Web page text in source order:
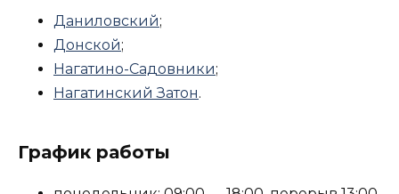
Даниловский;
Донской;
Нагатино-Садовники;
Нагатинский Затон.
График работы